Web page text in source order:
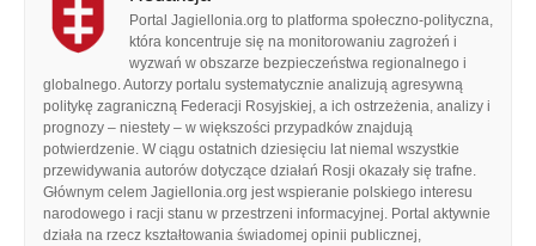
Portal Jagiellonia.org to platforma społeczno-polityczna,
która koncentruje się na monitorowaniu zagrożeń i
wyzwań w obszarze bezpieczeństwa regionalnego i
globalnego. Autorzy portalu systematycznie analizują agresywną
politykę zagraniczną Federacji Rosyjskiej, a ich ostrzeżenia, analizy i
prognozy – niestety – w większości przypadków znajdują
potwierdzenie. W ciągu ostatnich dziesięciu lat niemal wszystkie
przewidywania autorów dotyczące działań Rosji okazały się trafne.
Głównym celem Jagiellonia.org jest wspieranie polskiego interesu
narodowego i racji stanu w przestrzeni informacyjnej. Portal aktywnie
działa na rzecz kształtowania świadomej opinii publicznej,